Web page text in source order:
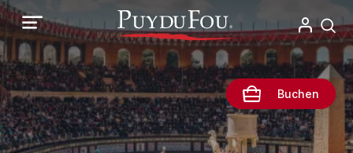
Direkt
zum
Inhalt
Buchen